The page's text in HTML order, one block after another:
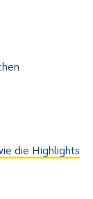
die Highlights